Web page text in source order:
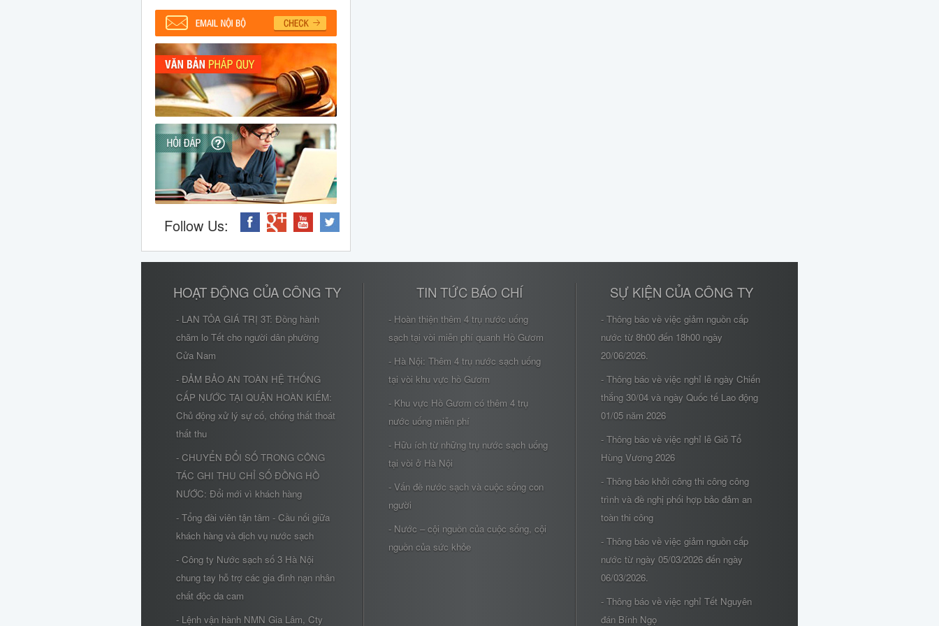
Follow Us:
HOẠT ĐỘNG CỦA CÔNG TY
- LAN TỎA GIÁ TRỊ 3T: Đồng hành
chăm lo Tết cho người dân phường
Cửa Nam
- ĐẢM BẢO AN TOÀN HỆ THỐNG
CẤP NƯỚC TẠI QUẬN HOÀN KIẾM:
Chủ động xử lý sự cố, chống thất thoát
thất thu
- CHUYỂN ĐỔI SỐ TRONG CÔNG
TÁC GHI THU CHỈ SỐ ĐỒNG HỒ
NƯỚC: Đổi mới vì khách hàng
- Tổng đài viên tận tâm - Cầu nối giữa
khách hàng và dịch vụ nước sạch
- Công ty Nước sạch số 3 Hà Nội
chung tay hỗ trợ các gia đình nạn nhân
chất độc da cam
- Lệnh vận hành NMN Gia Lâm, Cty
TIN TỨC BÁO CHÍ
- Hoàn thiện thêm 4 trụ nước uống
sạch tại vòi miễn phí quanh Hồ Gươm
- Hà Nội: Thêm 4 trụ nước sạch uống
tại vòi khu vực hồ Gươm
- Khu vực Hồ Gươm có thêm 4 trụ
nước uống miễn phí
- Hữu ích từ những trụ nước sạch uống
tại vòi ở Hà Nội
- Vấn đề nước sạch và cuộc sống con
người
- Nước – cội nguồn của cuộc sống, cội
nguồn của sức khỏe
SỰ KIỆN CỦA CÔNG TY
- Thông báo về việc giảm nguồn cấp
nước từ 8h00 đến 18h00 ngày
20/06/2026.
- Thông báo về việc nghỉ lễ ngày Chiến
thắng 30/04 và ngày Quốc tế Lao động
01/05 năm 2026
- Thông báo về việc nghỉ lễ Giỗ Tổ
Hùng Vương 2026
- Thông báo khởi công thi công công
trình và đề nghị phối hợp bảo đảm an
toàn thi công
- Thông báo về việc giảm nguồn cấp
nước từ ngày 05/03/2026 đến ngày
06/03/2026.
- Thông báo về việc nghỉ Tết Nguyên
đán Bính Ngọ